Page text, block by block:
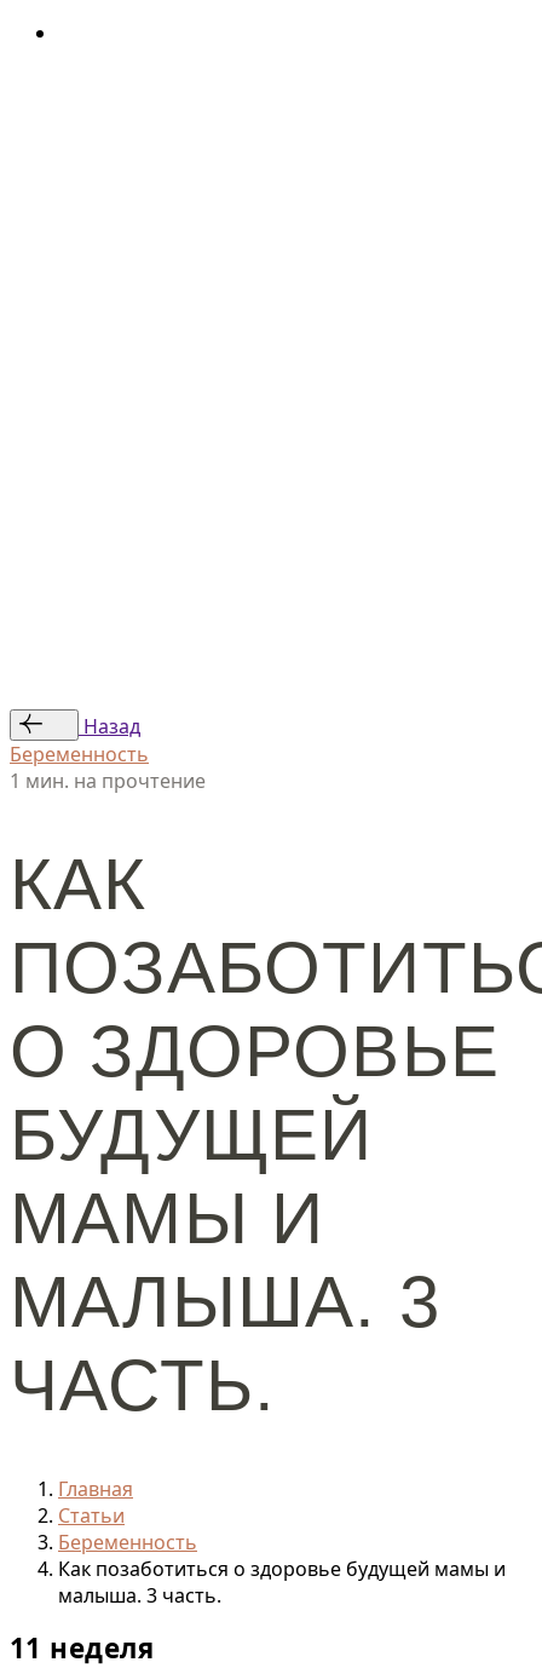
Назад
Беременность
1 мин. на прочтение
КАК
О ЗДОРОВЬЕ
БУДУЩЕЙ
МАМЫ И
МАЛЫША. 3
ЧАСТЬ.
Главная
Статьи
Беременность
Как позаботиться о здоровье будущей мамы и
малыша. 3 часть.
11 неделя